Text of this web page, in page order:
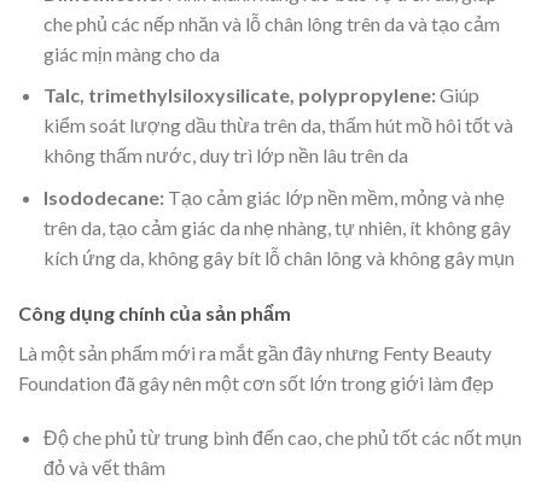
che phủ các nếp nhăn và lỗ chân lông trên da và tạo cảm
giác mịn màng cho da
Talc, trimethylsiloxysilicate, polypropylene:Giúp
kiểm soát lượng dầu thừa trên da, thấm hút mồ hôi tốt và
không thấm nước, duy trì lớp nền lâu trên da
Isododecane:Tạo cảm giác lớp nền mềm, mỏng và nhẹ
trên da, tạo cảm giác da nhẹ nhàng, tự nhiên, ít không gây
kích ứng da, không gây bít lỗ chân lông và không gây mụn
Công dụng chính của sản phẩm
Là một sản phẩm mới ra mắt gần đây nhưng Fenty Beauty
Foundation đã gây nên một cơn sốt lớn trong giới làm đẹp
Độ che phủ từ trung bình đến cao, che phủ tốt các nốt mụn
đỏ và vết thâm